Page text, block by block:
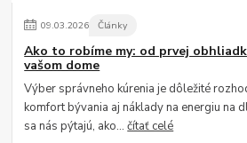
09.03.2026 Články
Ako to robíme my: od prvej
vašom dome
Výber správneho kúrenia je dôležité
komfort bývania aj náklady na energiu na
sa nás pýtajú, ako...čítať celé